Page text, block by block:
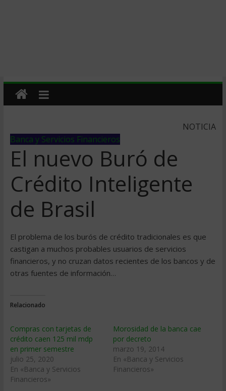
NOTICIA
Banca y Servicios Financieros
El nuevo Buró de
Crédito Inteligente
de Brasil
El problema de los burós de crédito tradicionales es que
castigan a muchos probables usuarios de servicios
financieros, y no cruzan datos recientes de los bancos y de
otras fuentes de información…
Relacionado
Compras con tarjetas de
crédito caen 125 mil mdp
en primer semestre
julio 25, 2020
En «Banca y Servicios
Financieros»
Morosidad de la banca cae
por decreto
marzo 19, 2014
En «Banca y Servicios
Financieros»